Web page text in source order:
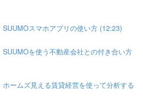
スマホアプリの使い方 (12:23)
を使う不動産会社との付き合い方
ームズ見える賃貸経営を使って分析する